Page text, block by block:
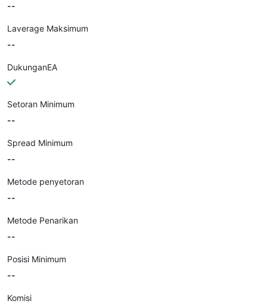
--
Laverage Maksimum
--
DukunganEA
Setoran Minimum
--
Spread Minimum
--
Metode penyetoran
--
Metode Penarikan
--
Posisi Minimum
--
Komisi